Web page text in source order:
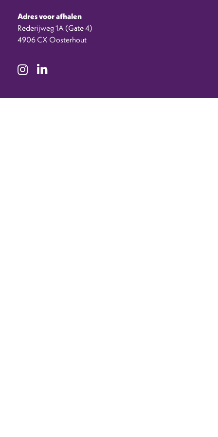
Adres voor afhalen
Rederijweg 1A (Gate 4)
4906 CX Oosterhout